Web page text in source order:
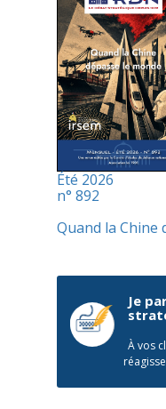
Été 2026
n° 892
Quand la Chine
Je
À vos